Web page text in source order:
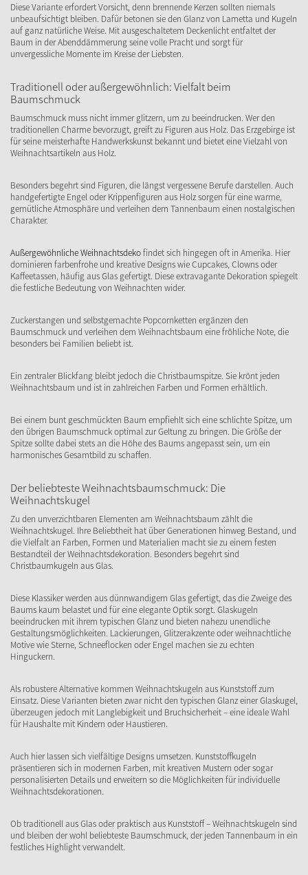
Diese Variante erfordert Vorsicht, denn brennende Kerzen sollten niemals
unbeaufsichtigt bleiben. Dafür betonen sie den Glanz von Lametta und Kugeln
auf ganz natürliche Weise. Mit ausgeschaltetem Deckenlicht entfaltet der
Baum in der Abenddämmerung seine volle Pracht und sorgt für
unvergessliche Momente im Kreise der Liebsten.
Traditionell oder außergewöhnlich: Vielfalt beim
Baumschmuck
Baumschmuck muss nicht immer glitzern, um zu beeindrucken. Wer den
traditionellen Charme bevorzugt, greift zu Figuren aus Holz. Das Erzgebirge ist
für seine meisterhafte Handwerkskunst bekannt und bietet eine Vielzahl von
Weihnachtsartikeln aus Holz.
Besonders begehrt sind Figuren, die längst vergessene Berufe darstellen. Auch
handgefertigte Engel oder Krippenfiguren aus Holz sorgen für eine warme,
gemütliche Atmosphäre und verleihen dem Tannenbaum einen nostalgischen
Charakter.
Außergewöhnliche Weihnachtsdekofindet sich hingegen oft in Amerika. Hier
dominieren farbenfrohe und kreative Designs wie Cupcakes, Clowns oder
Kaffeetassen, häufig aus Glas gefertigt. Diese extravagante Dekoration spiegelt
die festliche Bedeutung von Weihnachten wider.
Zuckerstangen und selbstgemachte Popcornketten ergänzen den
Baumschmuck und verleihen dem Weihnachtsbaum eine fröhliche Note, die
besonders bei Familien beliebt ist.
Ein zentraler Blickfang bleibt jedoch die Christbaumspitze. Sie krönt jeden
Weihnachtsbaum und ist in zahlreichen Farben und Formen erhältlich.
Bei einem bunt geschmückten Baum empfiehlt sich eine schlichte Spitze, um
den übrigen Baumschmuck optimal zur Geltung zu bringen. Die Größe der
Spitze sollte dabei stets an die Höhe des Baums angepasst sein, um ein
harmonisches Gesamtbild zu schaffen.
Der beliebteste Weihnachtsbaumschmuck: Die
Weihnachtskugel
Zu den unverzichtbaren Elementen am Weihnachtsbaum zählt die
Weihnachtskugel. Ihre Beliebtheit hat über Generationen hinweg Bestand, und
die Vielfalt an Farben, Formen und Materialien macht sie zu einem festen
Bestandteil der Weihnachtsdekoration. Besonders begehrt sind
Christbaumkugeln aus Glas.
Diese Klassiker werden aus dünnwandigem Glas gefertigt, das die Zweige des
Baums kaum belastet und für eine elegante Optik sorgt. Glaskugeln
beeindrucken mit ihrem typischen Glanz und bieten nahezu unendliche
Gestaltungsmöglichkeiten. Lackierungen, Glitzerakzente oder weihnachtliche
Motive wie Sterne, Schneeflocken oder Engel machen sie zu echten
Hinguckern.
Als robustere Alternative kommen Weihnachtskugeln aus Kunststoff zum
Einsatz. Diese Varianten bieten zwar nicht den typischen Glanz einer Glaskugel,
überzeugen jedoch mit Langlebigkeit und Bruchsicherheit – eine ideale Wahl
für Haushalte mit Kindern oder Haustieren.
Auch hier lassen sich vielfältige Designs umsetzen. Kunststoffkugeln
präsentieren sich in modernen Farben, mit kreativen Mustern oder sogar
personalisierten Details und erweitern so die Möglichkeiten für individuelle
Weihnachtsdekorationen.
Ob traditionell aus Glas oder praktisch aus Kunststoff – Weihnachtskugeln sind
und bleiben der wohl beliebteste Baumschmuck, der jeden Tannenbaum in ein
festliches Highlight verwandelt.